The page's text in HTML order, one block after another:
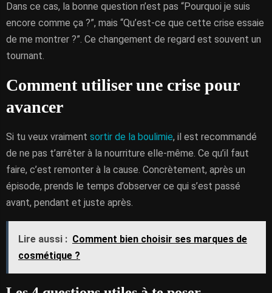
Dans ce cas, la bonne question n’est pas “Pourquoi je suis
encore comme ça ?”, mais “Qu’est-ce que cette crise essaie
de me montrer ?”. Ce changement de regard est souvent un
tournant.
Comment utiliser une crise pour
avancer
Si tu veux vraiment sortir de la boulimie, il est recommandé
de ne pas t’arrêter à la nourriture elle-même. Ce qu’il faut
faire, c’est remonter à la cause. Concrètement, après un
épisode, prends le temps d’observer ce qui s’est passé
avant, pendant et juste après.
Lire aussi : Comment bien choisir ses marques de
cosmétique ?